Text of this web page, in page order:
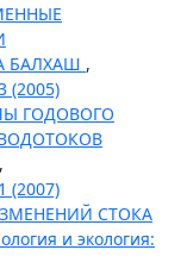
БАЛХАШ ,
(2005)
ГОДОВОГО
,
(2007)
СТОКА
и экология: